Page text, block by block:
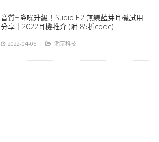
音質+降噪升級！Sudio E2 無線藍芽耳機試用
分享｜2022耳機推介 (附 85折code)
2022-04-05 潮玩科技